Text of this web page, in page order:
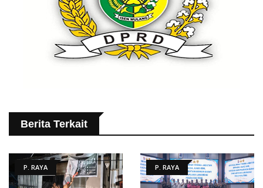
Berita Terkait
P. RAYA P. RAYA